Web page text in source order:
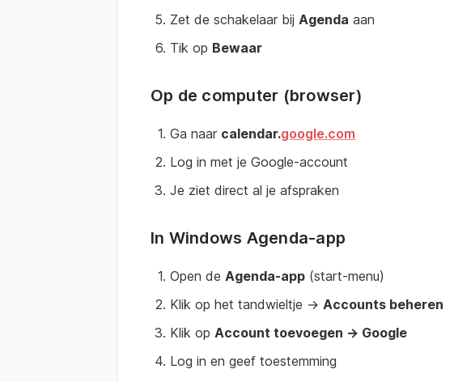
Zet de schakelaar bij Agenda aan
Tik op Bewaar
Op de computer (browser)
Ga naar calendar.google.com
Log in met je Google-account
Je ziet direct al je afspraken
In Windows Agenda-app
Open de Agenda-app (start-menu)
Klik op het tandwieltje → Accounts beheren
Klik op Account toevoegen → Google
Log in en geef toestemming